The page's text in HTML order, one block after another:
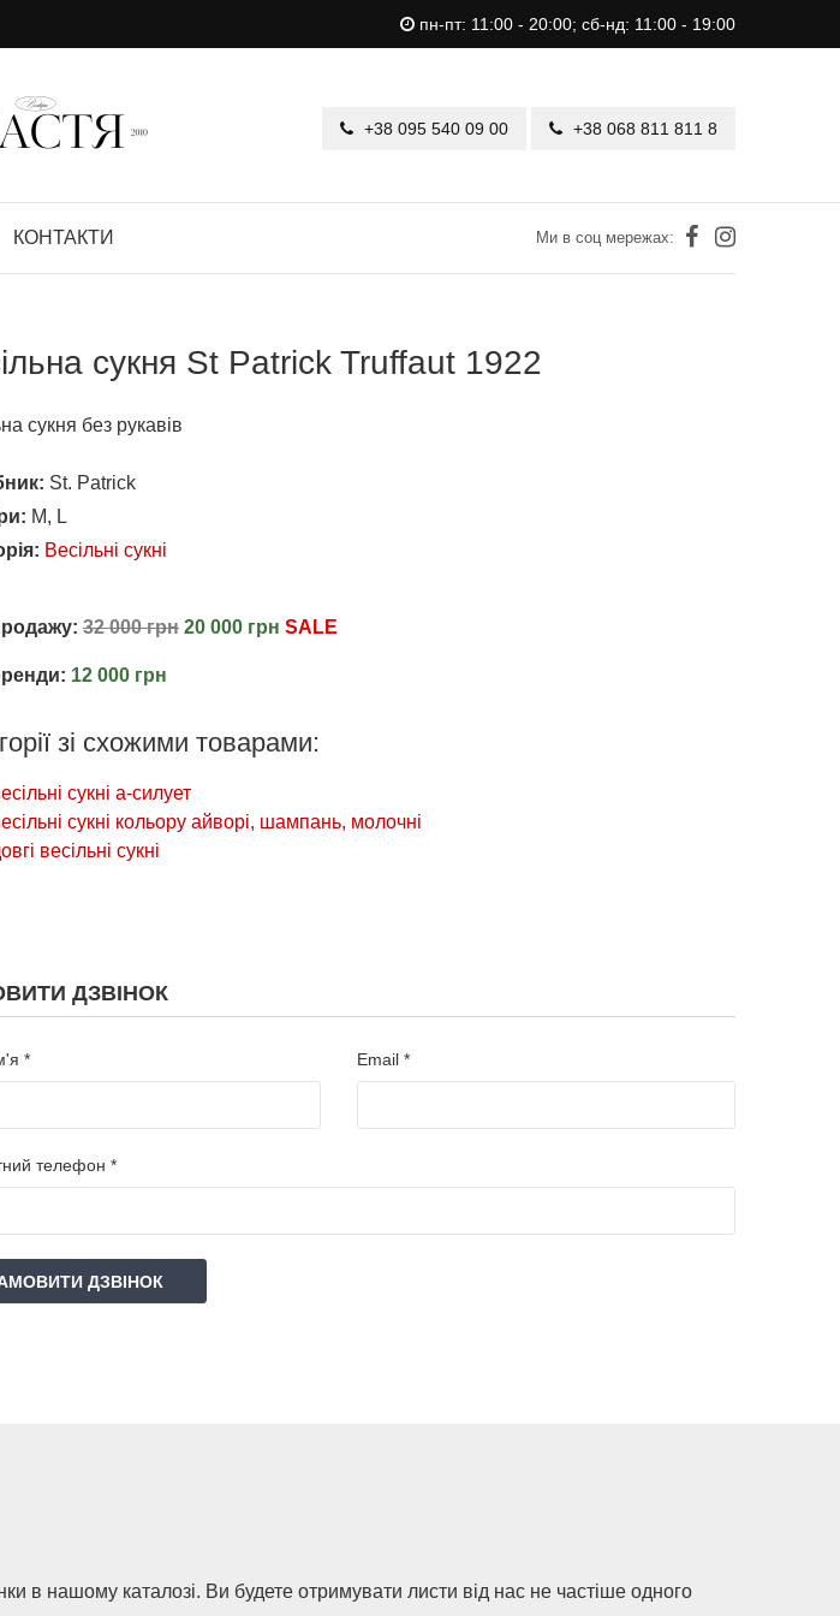
пн-пт: 11:00 - 20:00; сб-нд: 11:00 - 19:00
+38 095 540 09 00 +38 068 811 811 8
КОНТАКТИ Ми в соц мережах:
сукня St Patrick Truffaut 1922
сукня без рукавів
St. Patrick
M, L
Весільні сукні
32 000 грн 20 000 грн SALE
12 000 грн
зі схожими товарами:
сукні а-силует
сукні кольору айворі, шампань, молочні
весільні сукні
ДЗВІНОК
* Email *
телефон *
ДЗВІНОК
в нашому каталозі. Ви будете отримувати листи від нас не частіше одного